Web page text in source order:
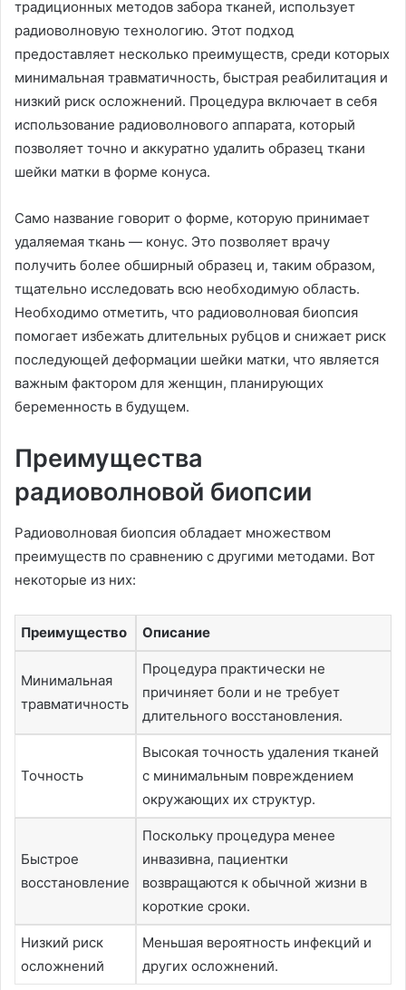
традиционных методов забора тканей, использует
радиоволновую технологию. Этот подход
предоставляет несколько преимуществ, среди которых
минимальная травматичность, быстрая реабилитация и
низкий риск осложнений. Процедура включает в себя
использование радиоволнового аппарата, который
позволяет точно и аккуратно удалить образец ткани
шейки матки в форме конуса.
Само название говорит о форме, которую принимает
удаляемая ткань — конус. Это позволяет врачу
получить более обширный образец и, таким образом,
тщательно исследовать всю необходимую область.
Необходимо отметить, что радиоволновая биопсия
помогает избежать длительных рубцов и снижает риск
последующей деформации шейки матки, что является
важным фактором для женщин, планирующих
беременность в будущем.
Преимущества
радиоволновой биопсии
Радиоволновая биопсия обладает множеством
преимуществ по сравнению с другими методами. Вот
некоторые из них:
Преимущество Описание
Минимальная
травматичность
Процедура практически не
причиняет боли и не требует
длительного восстановления.
Точность
Высокая точность удаления тканей
с минимальным повреждением
окружающих их структур.
Быстрое
восстановление
Поскольку процедура менее
инвазивна, пациентки
возвращаются к обычной жизни в
короткие сроки.
Низкий риск
осложнений
Меньшая вероятность инфекций и
других осложнений.